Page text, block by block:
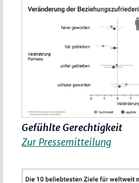
Gefühlte Gerechtigkeit
Zur Pressemitteilung